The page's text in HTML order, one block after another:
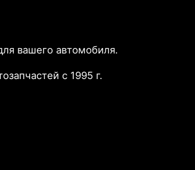
вашего автомобиля.
с 1995 г.